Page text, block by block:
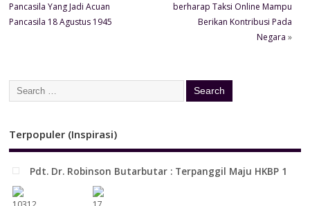
Pancasila Yang Jadi Acuan
Pancasila 18 Agustus 1945
berharap Taksi Online Mampu
Berikan Kontribusi Pada
Negara »
Terpopuler (Inspirasi)
Pdt. Dr. Robinson Butarbutar : Terpanggil Maju HKBP 1